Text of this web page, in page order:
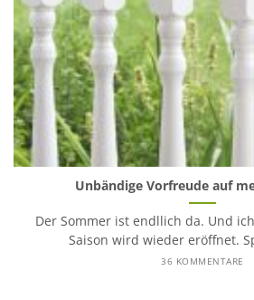
Unbändige Vorfreude auf
Der Sommer ist endllich da. Und
Saison wird wieder eröffnet.
36 KOMMENTARE